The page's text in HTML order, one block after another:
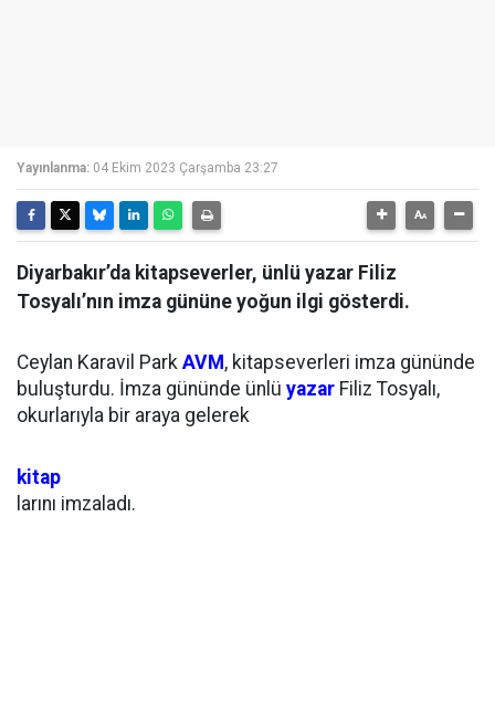
Yayınlanma: 04 Ekim 2023 Çarşamba 23:27
Diyarbakır’da kitapseverler, ünlü yazar Filiz
Tosyalı’nın imza gününe yoğun ilgi gösterdi.
Ceylan Karavil Park AVM , kitapseverleri imza gününde
buluşturdu. İmza gününde ünlü yazar Filiz Tosyalı,
okurlarıyla bir araya gelerek
kitap
larını imzaladı.